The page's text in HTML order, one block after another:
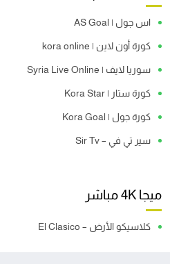
اس جول | AS Goal
كورة أون لاين | kora online
سوريا لايف | Syria Live Online
كورة ستار | Kora Star
كورة جول | Kora Goal
سير تي في – Sir Tv
ميجا 4K مباشر
كلاسيكو الأرض – El Clasico